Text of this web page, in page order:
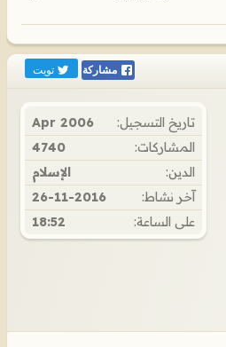
مشاركة تويت
تاريخ التسجيل:
Apr 2006
المشاركات:
4740
الدين:
الإسلام
آخر نشاط:
26-11-2016
على الساعة:
18:52